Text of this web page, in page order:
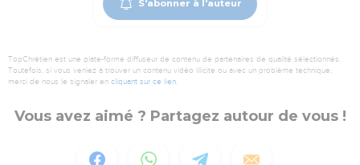
S'abonner à l'auteur
TopChrétien est une plate-forme diffuseur de contenu de partenaires de qualité sélectionnés.
Toutefois, si vous veniez à trouver un contenu vidéo illicite ou avec un problème technique,
merci de nous le signaler en cliquant sur ce lien.
Vous avez aimé ? Partagez autour de vous !